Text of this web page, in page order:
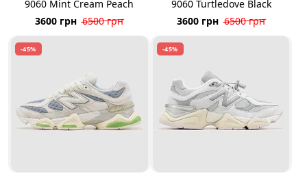
9060 Mint Cream Peach
3600 грн 6500 грн
9060 Turtledove Black
3600 грн 6500 грн
-45% -45%